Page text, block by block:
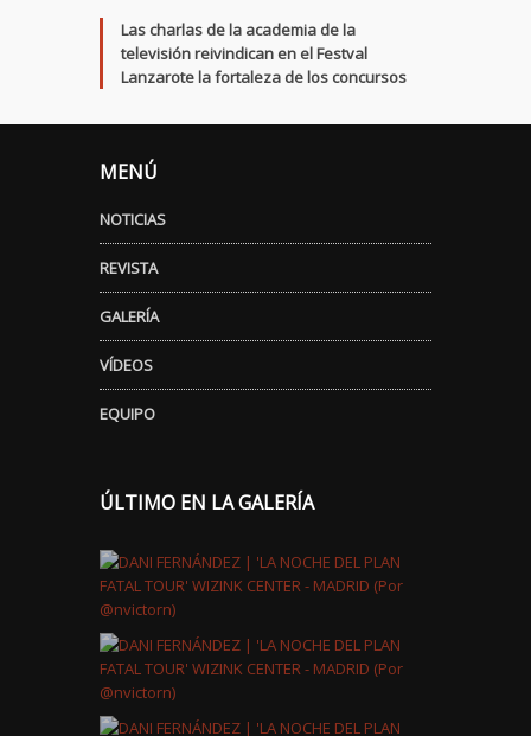
Las charlas de la academia de la
televisión reivindican en el Festval
Lanzarote la fortaleza de los concursos
MENÚ
NOTICIAS
REVISTA
GALERÍA
VÍDEOS
EQUIPO
ÚLTIMO EN LA GALERÍA